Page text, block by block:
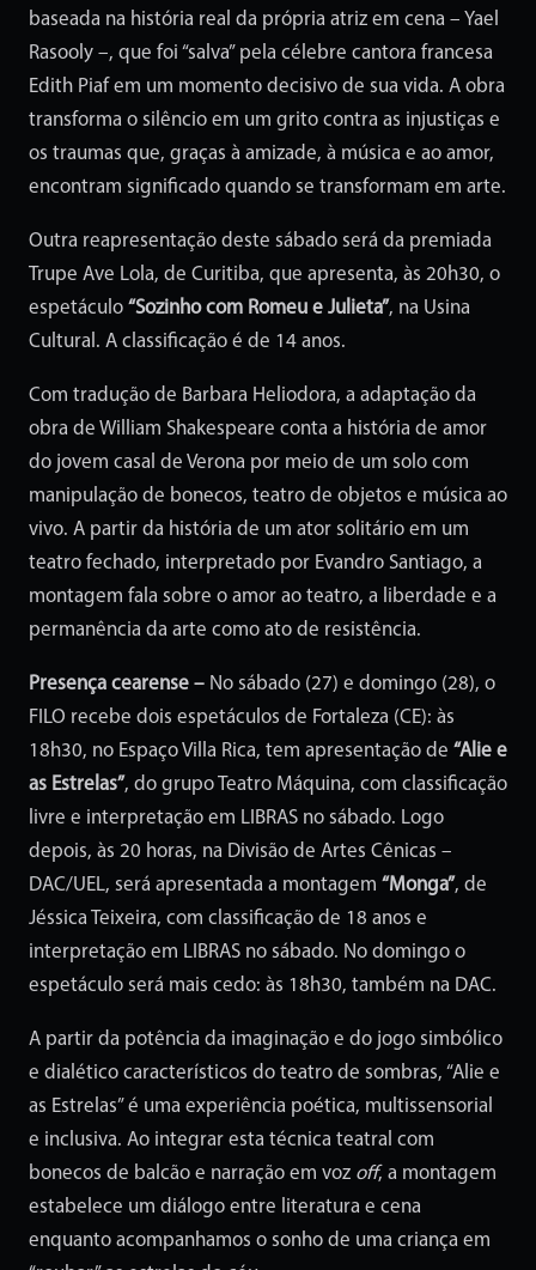
baseada na história real da própria atriz em cena – Yael
Rasooly –, que foi “salva” pela célebre cantora francesa
Edith Piaf em um momento decisivo de sua vida. A obra
transforma o silêncio em um grito contra as injustiças e
os traumas que, graças à amizade, à música e ao amor,
encontram significado quando se transformam em arte.
Outra reapresentação deste sábado será da premiada
Trupe Ave Lola, de Curitiba, que apresenta, às 20h30, o
espetáculo “Sozinho com Romeu e Julieta”, na Usina
Cultural. A classificação é de 14 anos.
Com tradução de Barbara Heliodora, a adaptação da
obra de William Shakespeare conta a história de amor
do jovem casal de Verona por meio de um solo com
manipulação de bonecos, teatro de objetos e música ao
vivo. A partir da história de um ator solitário em um
teatro fechado, interpretado por Evandro Santiago, a
montagem fala sobre o amor ao teatro, a liberdade e a
permanência da arte como ato de resistência.
Presença cearense – No sábado (27) e domingo (28), o
FILO recebe dois espetáculos de Fortaleza (CE): às
18h30, no Espaço Villa Rica, tem apresentação de “Alie e
as Estrelas”, do grupo Teatro Máquina, com classificação
livre e interpretação em LIBRAS no sábado. Logo
depois, às 20 horas, na Divisão de Artes Cênicas –
DAC/UEL, será apresentada a montagem “Monga”, de
Jéssica Teixeira, com classificação de 18 anos e
interpretação em LIBRAS no sábado. No domingo o
espetáculo será mais cedo: às 18h30, também na DAC.
A partir da potência da imaginação e do jogo simbólico
e dialético característicos do teatro de sombras, “Alie e
as Estrelas” é uma experiência poética, multissensorial
e inclusiva. Ao integrar esta técnica teatral com
bonecos de balcão e narração em voz off, a montagem
estabelece um diálogo entre literatura e cena
enquanto acompanhamos o sonho de uma criança em